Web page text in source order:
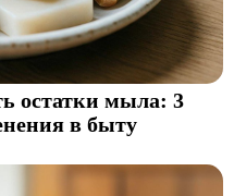
остатки мыла: 3
в быту